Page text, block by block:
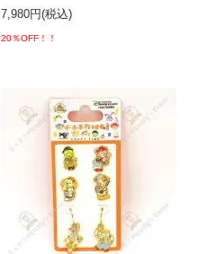
7,980円(税込)
20％OFF！！